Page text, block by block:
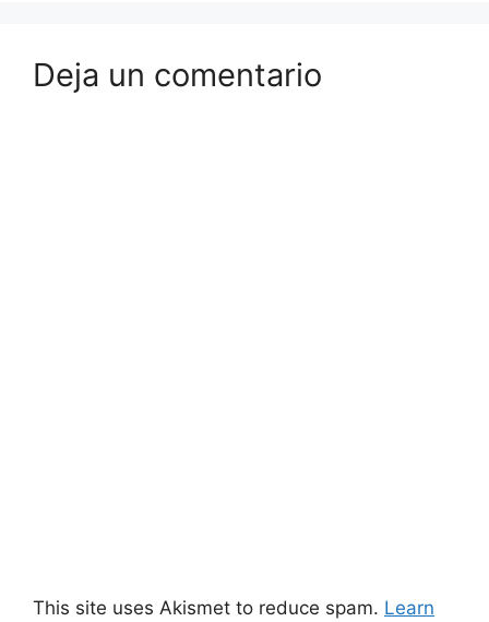
Deja un comentario
This site uses Akismet to reduce spam. Learn